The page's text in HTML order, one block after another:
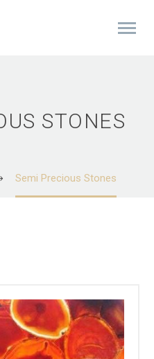
STONES
Semi Precious Stones